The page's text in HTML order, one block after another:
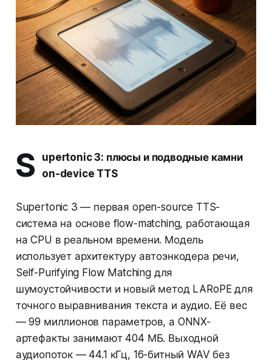
S
upertonic 3: плюсы и подводные камни
on-device TTS
Supertonic 3 — первая open-source TTS-
система на основе flow-matching, работающая
на CPU в реальном времени. Модель
использует архитектуру автоэнкодера речи,
Self-Purifying Flow Matching для
шумоустойчивости и новый метод LARoPE для
точного выравнивания текста и аудио. Её вес
— 99 миллионов параметров, а ONNX-
артефакты занимают 404 МБ. Выходной
аудиопоток — 44.1 кГц, 16-битный WAV без